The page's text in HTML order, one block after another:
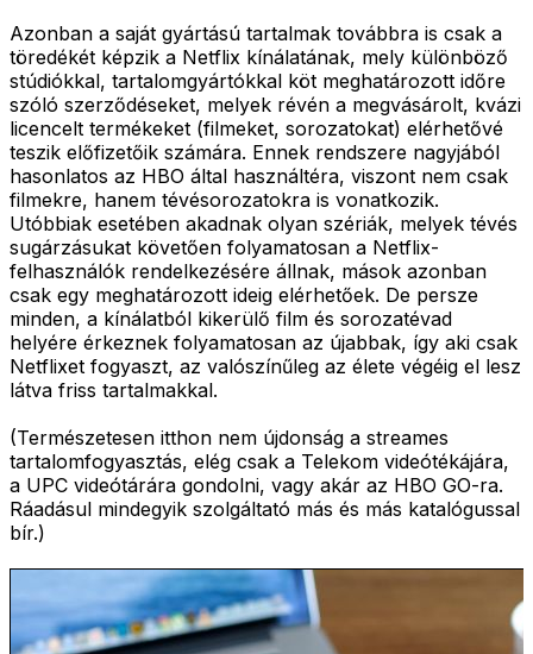
Azonban a saját gyártású tartalmak továbbra is csak a
töredékét képzik a Netflix kínálatának, mely különböző
stúdiókkal, tartalomgyártókkal köt meghatározott időre
szóló szerződéseket, melyek révén a megvásárolt, kvázi
licencelt termékeket (filmeket, sorozatokat) elérhetővé
teszik előfizetőik számára. Ennek rendszere nagyjából
hasonlatos az HBO által használtéra, viszont nem csak
filmekre, hanem tévésorozatokra is vonatkozik.
Utóbbiak esetében akadnak olyan szériák, melyek tévés
sugárzásukat követően folyamatosan a Netflix-
felhasználók rendelkezésére állnak, mások azonban
csak egy meghatározott ideig elérhetőek. De persze
minden, a kínálatból kikerülő film és sorozatévad
helyére érkeznek folyamatosan az újabbak, így aki csak
Netflixet fogyaszt, az valószínűleg az élete végéig el lesz
látva friss tartalmakkal.
(Természetesen itthon nem újdonság a streames
tartalomfogyasztás, elég csak a Telekom videótékájára,
a UPC videótárára gondolni, vagy akár az HBO GO-ra.
Ráadásul mindegyik szolgáltató más és más katalógussal
bír.)